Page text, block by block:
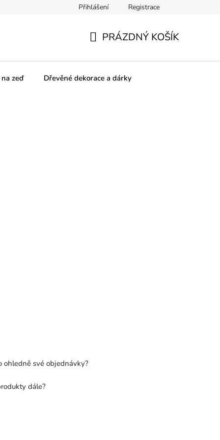
SPOLUpracujte s námi! Obchodní podmínky
Přihlášení Registrace
KOŠÍK
PRÁZDNÝ KOŠÍK
zeď Dřevěné dekorace a dárky
ohledně své objednávky?
dále?